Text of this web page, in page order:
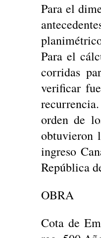
Para el
Para el
corridas
verificar
orden de
obtuvieron
ingreso
República
OBRA
Cota de